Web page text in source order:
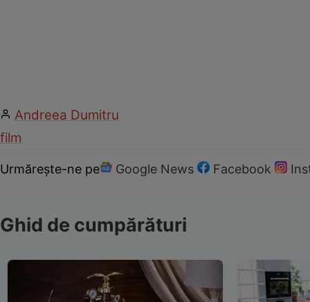
Andreea Dumitru
film
Urmărește-ne pe Google News Facebook
Ghid de cumpărături